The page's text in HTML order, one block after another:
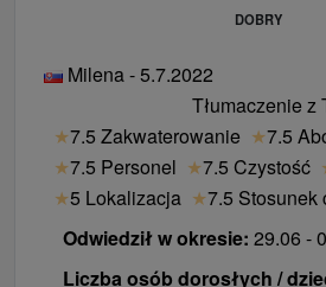
DOBRY
Milena - 5.7.2022
Tłumaczenie z
★7.5 Zakwaterowanie ★7.5
★7.5 Personel ★7.5 Czystość
★5 Lokalizacja ★7.5 Stosunek
Odwiedził w okresie: 29.06 -
Liczba osób dorosłych /